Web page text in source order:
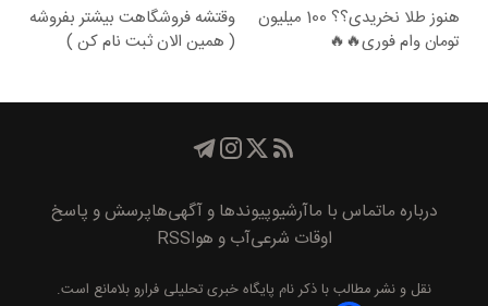
هنوز طلا نخریدی؟؟ 100 میلیون
تومان وام فوری🔥🔥
وقتشه فروشگاهت بیشتر بفروشه
( همین الان ثبت نام کن )
درباره ماتماس با ماآرشیوپیوند‌ها و آگهی‌هاپرسش و پاسخ
اوقات شرعیآب و هواRSS
نقل و نشر مطالب با ذکر نام پايگاه خبری تحليلی فراروبلامانع است.